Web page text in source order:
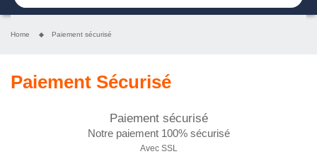
Home Paiement sécurisé
Paiement Sécurisé
Paiement sécurisé
Notre paiement 100% sécurisé
Avec SSL